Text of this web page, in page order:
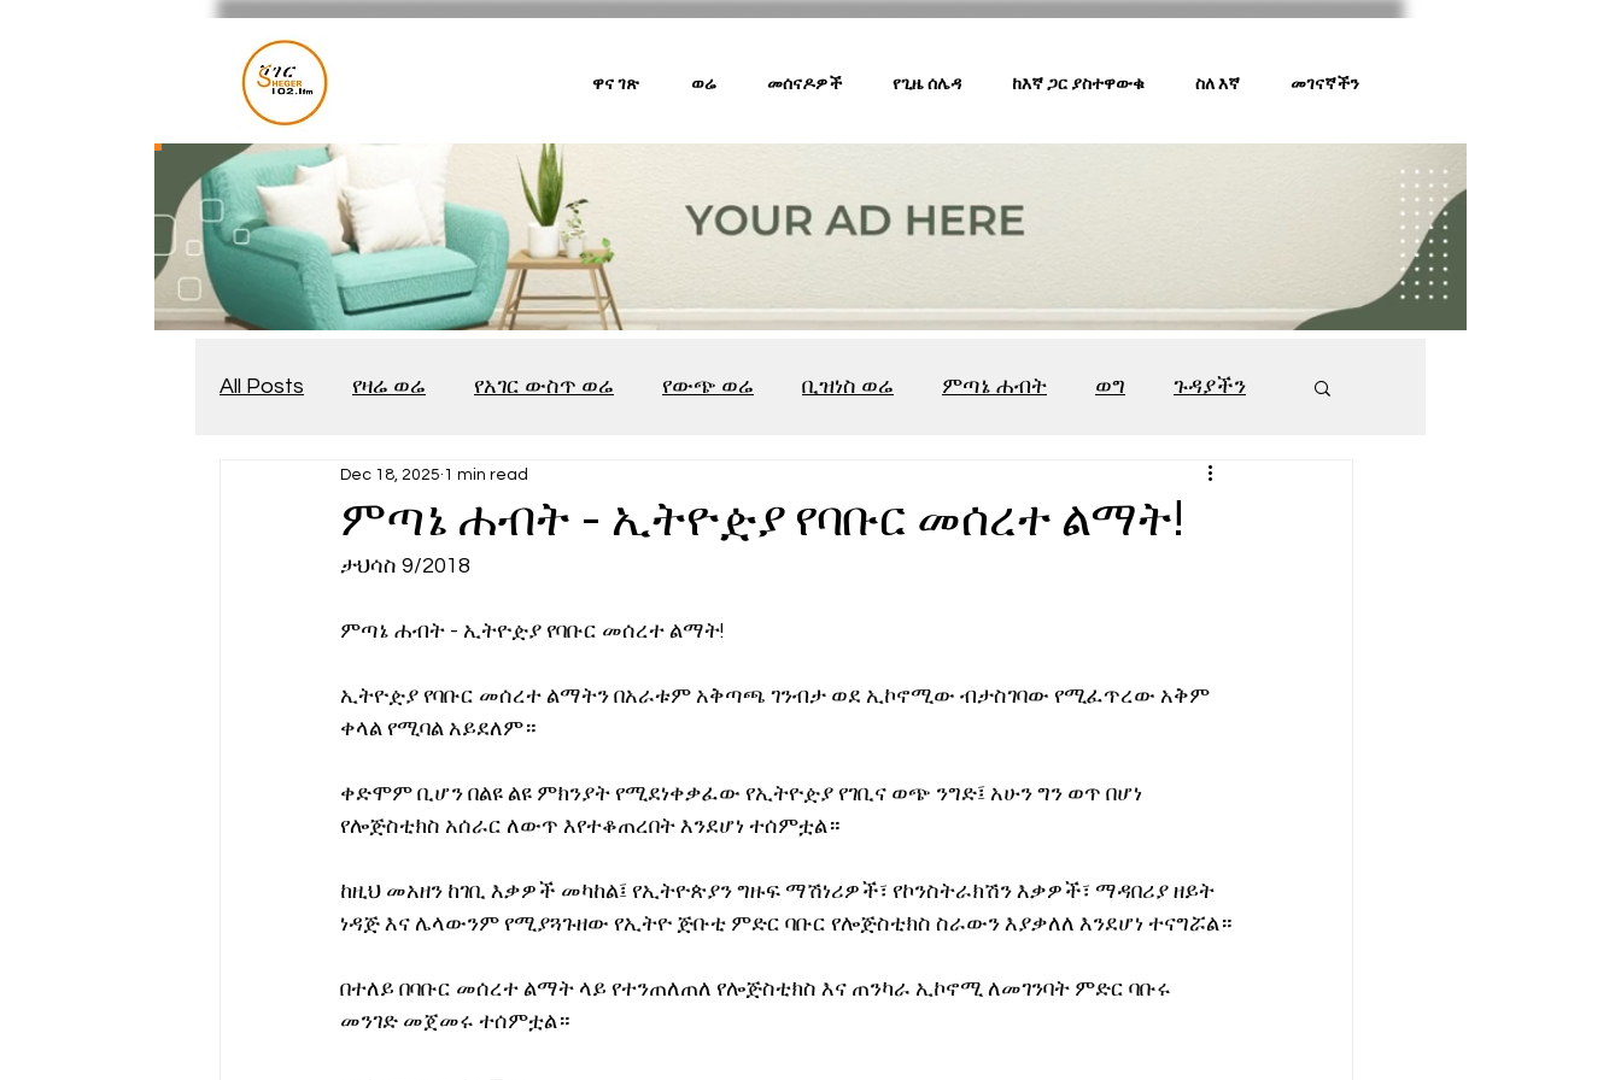
ዋና ገጽ ወሬ መሰናዶዎች የጊዜ ሰሌዳ ከእኛ ጋር ያስተዋውቁ ስለ እኛ መገናኛችን
All Posts የዛሬ ወሬ የአገር ውስጥ ወሬ የውጭ ወሬ ቢዝነስ ወሬ ምጣኔ ሐብት ወግ ጉዳያችን
የጨዋታ እንግዳ 547
የሀኪምዎ መልዕክት
ምጣኔ ሐብት - ኢትዮዽያ የባቡር መሰረተ ልማት!
Dec 18, 2025 1 min read
ታህሳስ 9/2018
ምጣኔ ሐብት - ኢትዮዽያ የባቡር መሰረተ ልማት!
ኢትዮዽያ የባቡር መሰረተ ልማትን በአራቱም አቅጣጫ ገንብታ ወደ ኢኮኖሚው ብታስገባው የሚፈጥረው አቅም
ቀላል የሚባል አይደለም።
ቀድሞም ቢሆን በልዩ ልዩ ምክንያት የሚደነቀቃፈው የኢትዮዽያ የገቢና ወጭ ንግድ፤ አሁን ግን ወጥ በሆነ
የሎጅስቲክስ አሰራር ለውጥ እየተቆጠረበት እንደሆነ ተሰምቷል።
ከዚህ መአዘን ከገቢ እቃዎች መካከል፤ የኢትዮጵያን ግዙፍ ማሽነሪዎች፣ የኮንስትራክሽን እቃዎች፣ ማዳበሪያ ዘይት
ነዳጅ እና ሌላውንም የሚያጓጉዘው የኢትዮ ጅቡቲ ምድር ባቡር የሎጅስቲክስ ስራውን እያቃለለ እንደሆነ ተናግሯል።
በተለይ በባቡር መሰረተ ልማት ላይ የተንጠለጠለ የሎጅስቲክስ እና ጠንካራ ኢኮኖሚ ለመገንባት ምድር ባቡሩ
መንገድ መጀመሩ ተሰምቷል።